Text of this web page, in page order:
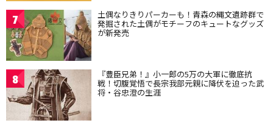
7 土偶なりきりパーカーも！青森の縄文遺跡群で
発掘された土偶がモチーフのキュートなグッズ
が新発売
8 『豊臣兄弟！』小一郎の5万の大軍に徹底抗
戦！切腹覚悟で長宗我部元親に降伏を迫った武
将・谷忠澄の生涯